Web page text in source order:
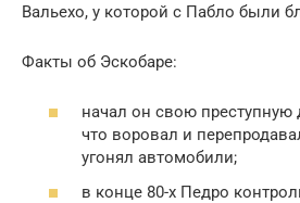
Вальехо, у которой с Пабло были
Факты об Эскобаре:
начал он свою преступную
что воровал и
угонял автомобили;
в конце 80-х Педро